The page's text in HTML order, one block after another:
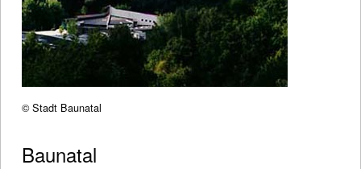
© Stadt Baunatal
Baunatal